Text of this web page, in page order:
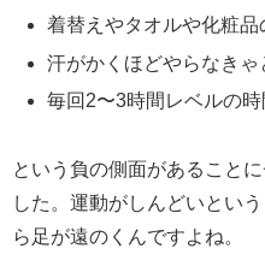
着替えやタオルや化粧品
汗がかくほどやらなき
毎回2〜3時間レベルの時
という負の側面があること
した。運動がしんどいとい
ら足が遠のくんですよね。